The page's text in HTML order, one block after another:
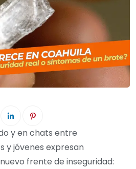
y en chats entre
y jóvenes expresan
frente de inseguridad: